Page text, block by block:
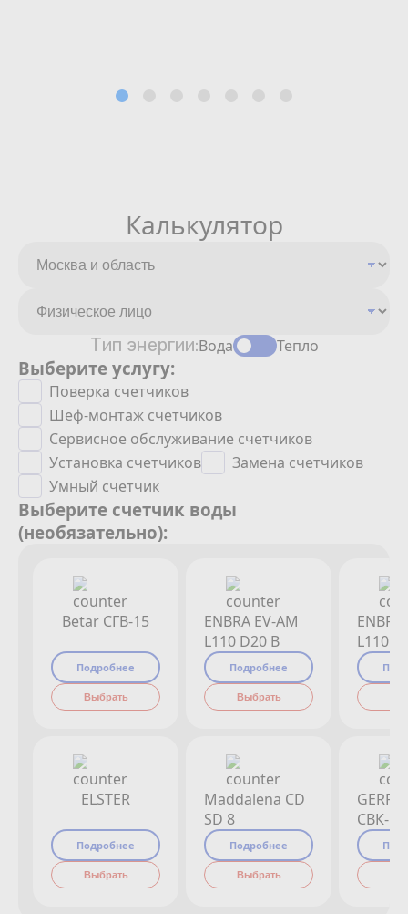
Калькулятор
Тип энергии:Вода Тепло
Выберите услугу:
Поверка счетчиков
Шеф-монтаж счетчиков
Сервисное обслуживание счетчиков
Установка счетчиков
Замена счетчиков
Умный счетчик
Выберите счетчик воды
(необязательно):
Betar СГВ-15
Подробнее
Выбрать
ELSTER
Подробнее
Выбрать
ENBRA EV-AM
L110 D20 B
Подробнее
Выбрать
Maddalena CD
SD 8
Подробнее
Выбрать
L110
СВК-